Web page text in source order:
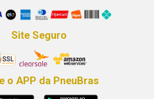
Site Seguro
o APP da PneuBras